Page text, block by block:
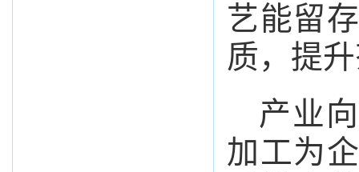
艺能留
质，提
产业
加工为